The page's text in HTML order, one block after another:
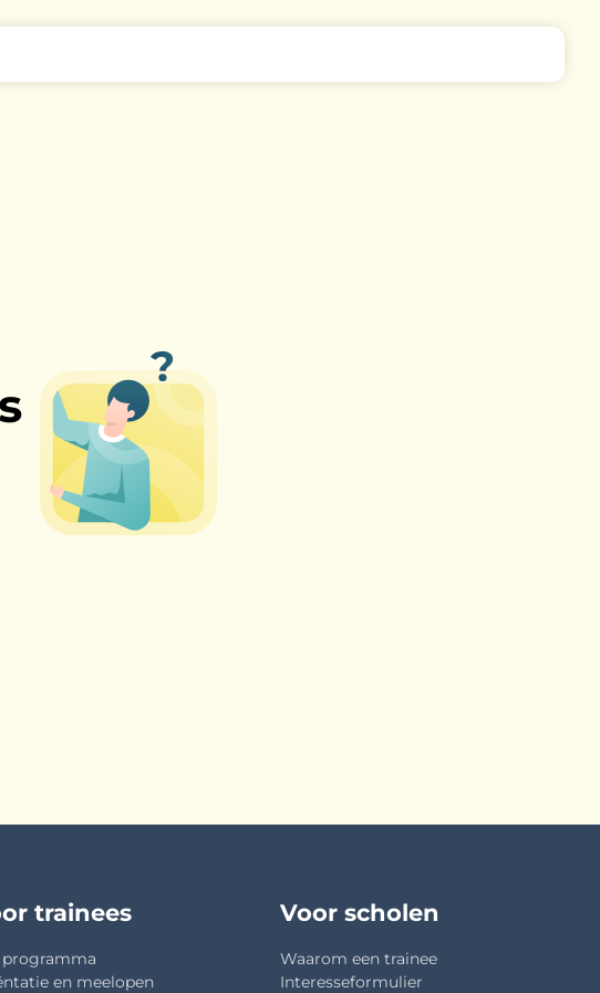
trainees
programma
en meelopen
Voor scholen
Waarom een trainee
Interesseformulier